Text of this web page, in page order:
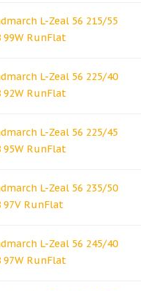
L-Zeal 56 215/55
99W RunFlat
L-Zeal 56 225/40
92W RunFlat
L-Zeal 56 225/45
95W RunFlat
L-Zeal 56 235/50
97V RunFlat
L-Zeal 56 245/40
97W RunFlat